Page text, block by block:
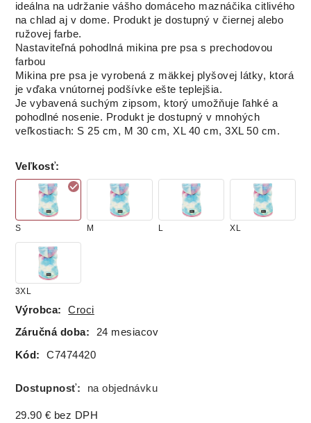
ideálna na udržanie vášho domáceho maznáčika citlivého
na chlad aj v dome. Produkt je dostupný v čiernej alebo
ružovej farbe.
Nastaviteľná pohodlná mikina pre psa s prechodovou
farbou
Mikina pre psa je vyrobená z mäkkej plyšovej látky, ktorá
je vďaka vnútornej podšívke ešte teplejšia.
Je vybavená suchým zipsom, ktorý umožňuje ľahké a
pohodlné nosenie. Produkt je dostupný v mnohých
veľkostiach: S 25 cm, M 30 cm, XL 40 cm, 3XL 50 cm.
Veľkosť:
S M L XL
3XL
Výrobca: Croci
Záručná doba: 24 mesiacov
Kód: C7474420
Dostupnosť: na objednávku
29.90 € bez DPH